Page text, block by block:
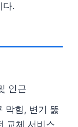
다.
인근
막힘, 변기 뚫
교체 서비스